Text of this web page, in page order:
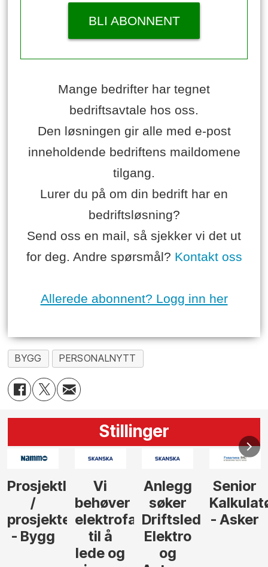
BLI ABONNENT
Mange bedrifter har tegnet
bedriftsavtale hos oss.
Den løsningen gir alle med e-post
inneholdende bedriftens maildomene
tilgang.
Lurer du på om din bedrift har en
bedriftsløsning?
Send oss en mail, så sjekker vi det ut
for deg. Andre spørsmål? Kontakt oss
Allerede abonnent? Logg inn her
BYGG PERSONALNYTT
Stillinger
Anlegg
søker
Driftsleder
Elektro
Senior
Kalkulatør
- Asker
Senior
Tilbudsleder
Anlegg
- Oslo